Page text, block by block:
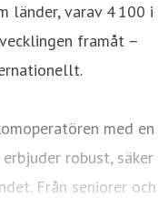
länder, varav 4 100 i
framåt –
med en
robust, säker
Från seniorer och